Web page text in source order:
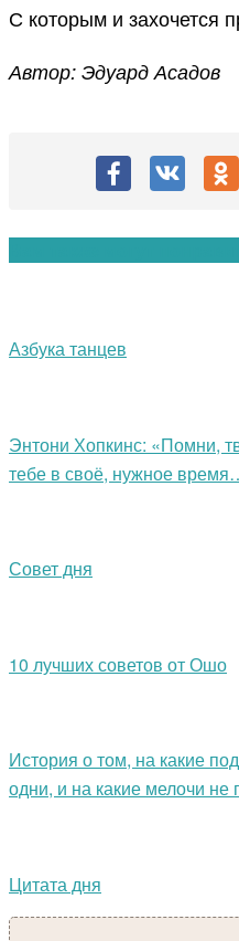
С которым и захочется
Автор: Эдуард Асадов
Азбука танцев
Энтони Хопкинс: «Помни,
тебе в своё, нужное
Совет дня
10 лучших советов от Ошо
История о том, на какие
одни, и на какие мелочи не
Цитата дня